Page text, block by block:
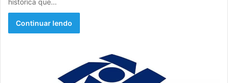
histórica que…
Continuar lendo